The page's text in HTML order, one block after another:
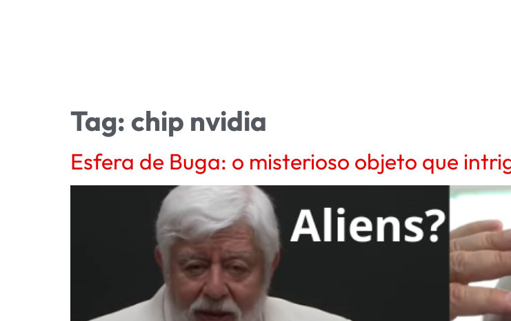
Tag: chip nvidia
Esfera de Buga: o misterioso objeto que